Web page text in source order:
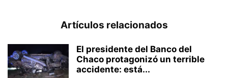
Artículos relacionados
El presidente del Banco del
Chaco protagonizó un terrible
accidente: está...